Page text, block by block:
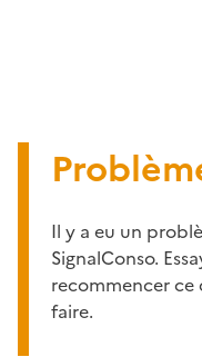
Il y a eu un
SignalConso.
recommencer
faire.